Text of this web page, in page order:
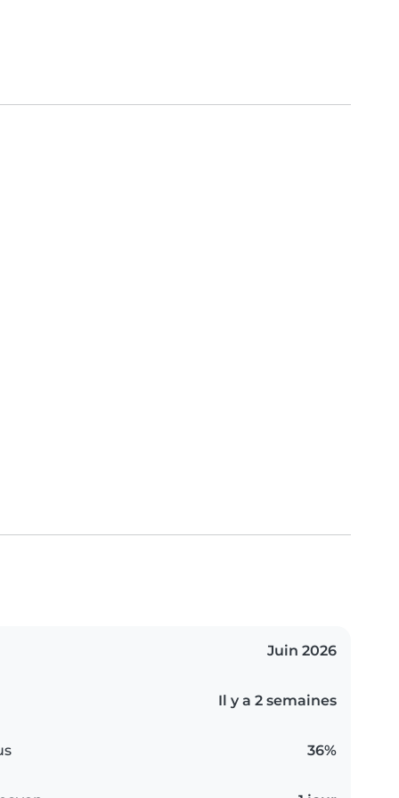
Juin 2026
Il y a 2 semaines
36%